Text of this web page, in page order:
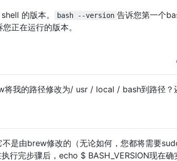
的版本。 bash --version 告诉您第一个
正在运行的版本。
将我的路径修改为/ usr / local / bash到路径？
不是由brew修改的（无论如何，您都将需要
行完步骤后，echo $ BASH_VERSION现在确